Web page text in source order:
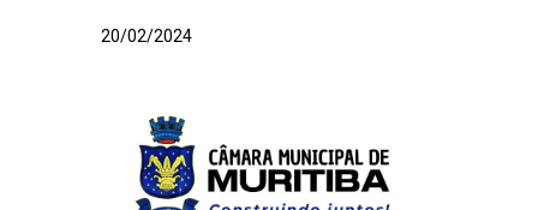
20/02/2024